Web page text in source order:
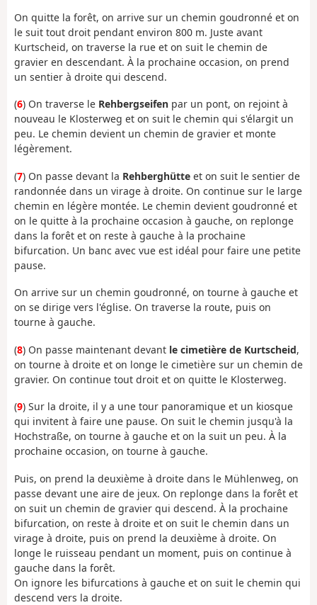
On quitte la forêt, on arrive sur un chemin goudronné et on
le suit tout droit pendant environ 800 m. Juste avant
Kurtscheid, on traverse la rue et on suit le chemin de
gravier en descendant. À la prochaine occasion, on prend
un sentier à droite qui descend.
(6) On traverse le Rehbergseifen par un pont, on rejoint à
nouveau le Klosterweg et on suit le chemin qui s'élargit un
peu. Le chemin devient un chemin de gravier et monte
légèrement.
(7) On passe devant la Rehberghütte et on suit le sentier de
randonnée dans un virage à droite. On continue sur le large
chemin en légère montée. Le chemin devient goudronné et
on le quitte à la prochaine occasion à gauche, on replonge
dans la forêt et on reste à gauche à la prochaine
bifurcation. Un banc avec vue est idéal pour faire une petite
pause.
On arrive sur un chemin goudronné, on tourne à gauche et
on se dirige vers l'église. On traverse la route, puis on
tourne à gauche.
(8) On passe maintenant devant le cimetière de Kurtscheid,
on tourne à droite et on longe le cimetière sur un chemin de
gravier. On continue tout droit et on quitte le Klosterweg.
(9) Sur la droite, il y a une tour panoramique et un kiosque
qui invitent à faire une pause. On suit le chemin jusqu'à la
Hochstraße, on tourne à gauche et on la suit un peu. À la
prochaine occasion, on tourne à gauche.
Puis, on prend la deuxième à droite dans le Mühlenweg, on
passe devant une aire de jeux. On replonge dans la forêt et
on suit un chemin de gravier qui descend. À la prochaine
bifurcation, on reste à droite et on suit le chemin dans un
virage à droite, puis on prend la deuxième à droite. On
longe le ruisseau pendant un moment, puis on continue à
gauche dans la forêt.
On ignore les bifurcations à gauche et on suit le chemin qui
descend vers la droite.